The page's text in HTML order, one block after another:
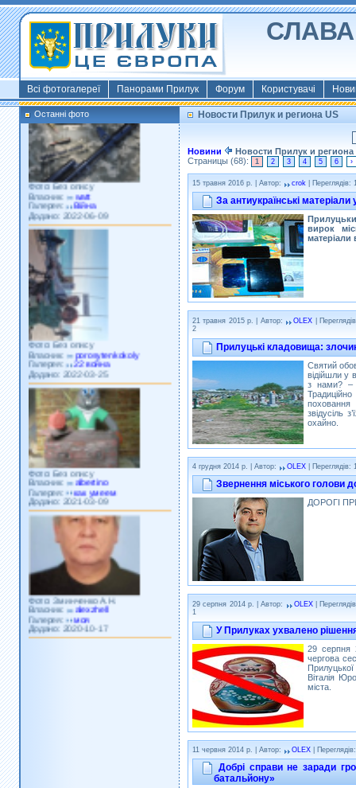
СЛАВА
Всі фотогалереї Панорами Прилук Форум Користувачі
Останні фото
Фото: Київ 2022
Власник:
morsresistis
Галерея:
Templates
Додано: 2022-11-13
Фото: Без опису
Власник:
watt
Галерея:
Війна
Додано: 2022-06-09
Фото: Без опису
Власник:
porosytenkokoly
Галерея:
22 война
Додано: 2022-03-25
Фото: Без опису
Власник:
albertino
Галерея:
как умеем
Додано: 2021-03-09
Фото: Зминченко А.Н.
Власник:
alexzhell
Галерея:
моя
Додано: 2020-10-17
Новости Прилук и региона US
Новини
Новости Прилук и региона
Страницы (68):
1 2 3 4 5 6 ›
15 травня 2016 р. | Автор: crok | Переглядів:
За антиукраїнські
вирок
матеріали
21 травня 2015 р. | Автор: OLEX |
2
Прилуцькі кладовища:
Святий
відійшли у
з нами? –
звідусіль
охайно.
4 грудня 2014 р. | Автор: OLEX | Переглядів:
Звернення міського голови
ДОРОГІ
29 серпня 2014 р. | Автор: OLEX|
1
У Прилуках ухвалено
29 серпня
чергова
Віталія
міста.
11 червня 2014 р. | Автор: OLEX |
Добрі справи не заради
батальйону»